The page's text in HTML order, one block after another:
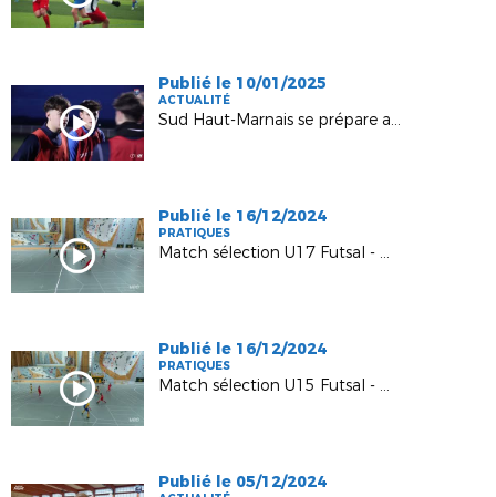
Publié le 10/01/2025
ACTUALITÉ
Sud Haut-Marnais se prépare aux 32èmes de finale de la Gambardella !
Publié le 16/12/2024
PRATIQUES
Match sélection U17 Futsal - Haute-Marne vs Aube
Publié le 16/12/2024
PRATIQUES
Match sélection U15 Futsal - Haute-Marne vs Aube
Publié le 05/12/2024